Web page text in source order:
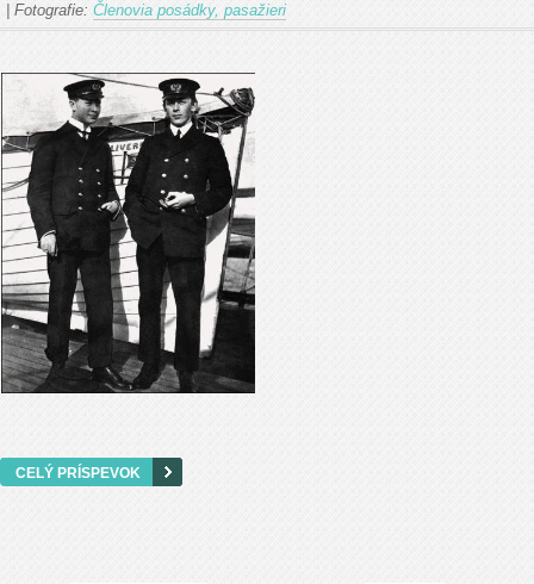
Fotografie: Členovia posádky, pasažieri
CELÝ PRÍSPEVOK